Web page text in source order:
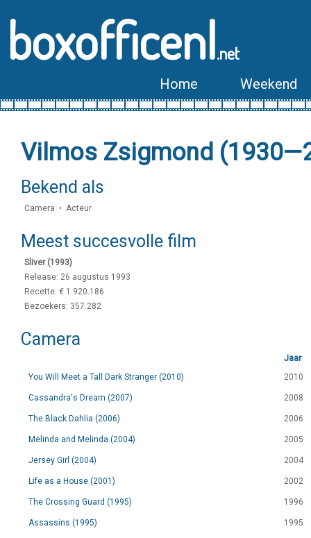
boxofficenl.net
Home Weekend
Vilmos Zsigmond
Bekend als
Camera • Acteur
Meest succesvolle film
Sliver (1993)
Release: 26 augustus 1993
Recette: € 1.920.186
Bezoekers: 357.282
Camera
Jaar
You Will Meet a Tall Dark Stranger (2010)
2010
Cassandra's Dream (2007) 2008
The Black Dahlia (2006) 2006
Melinda and Melinda (2004) 2005
Jersey Girl (2004) 2004
Life as a House (2001) 2002
The Crossing Guard (1995) 1996
Assassins (1995) 1995